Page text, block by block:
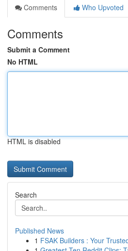
Comments
Who Upvoted
Comments
Submit a Comment
No HTML
HTML is disabled
Search
Published News
1 FSAK Builders : Your